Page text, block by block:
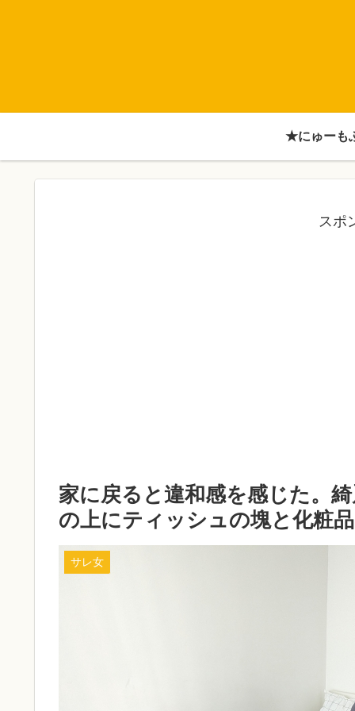
★にゅーも
スポ
家に戻ると違和感を感じた。
の上にティッシュの塊と化粧
サレ女